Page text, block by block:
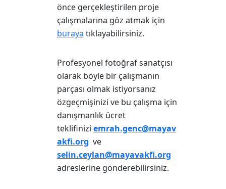
önce gerçekleştirilen proje
çalışmalarına göz atmak için
buraya tıklayabilirsiniz.
Profesyonel fotoğraf sanatçısı
olarak böyle bir çalışmanın
parçası olmak istiyorsanız
özgeçmişinizi ve bu çalışma için
danışmanlık ücret
teklifinizi emrah.genc@mayav
akfi.org ve
selin.ceylan@mayavakfi.org
adreslerine gönderebilirsiniz.